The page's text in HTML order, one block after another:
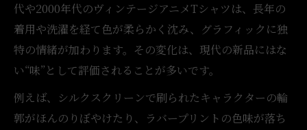
代や2000年代のヴィンテージアニメTシャツは、長年の
着用や洗濯を経て色が柔らかく沈み、グラフィックに独
特の情緒が加わります。その変化は、現代の新品にはな
い“味”として評価されることが多いです。
例えば、シルクスクリーンで刷られたキャラクターの輪
郭がほんのりぼやけたり、ラバープリントの色味が落ち